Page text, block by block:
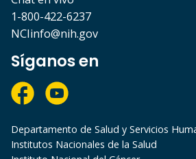
1-800-422-6237
NCIinfo@nih.gov
Síganos en
Departamento de Salud y Servicios
Institutos Nacionales de la Salud